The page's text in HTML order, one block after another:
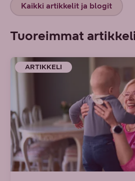
Kaikki artikkelit ja blogit
Tuoreimmat
ARTIKKELI